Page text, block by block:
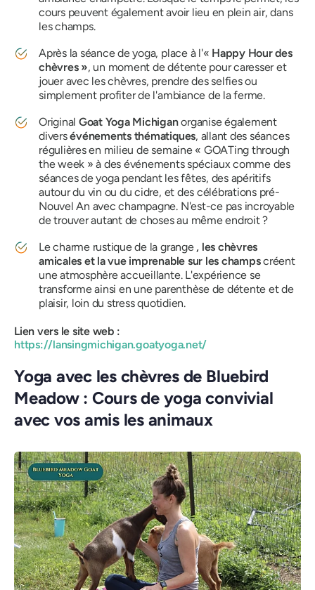
cours peuvent également avoir lieu en plein air, dans
les champs.
Après la séance de yoga, place à l'« Happy Hour des
chèvres », un moment de détente pour caresser et
jouer avec les chèvres, prendre des selfies ou
simplement profiter de l'ambiance de la ferme.
Original Goat Yoga Michiganorganise également
diversévénements thématiques, allant des séances
régulières en milieu de semaine « GOATing through
the week » à des événements spéciaux comme des
séances de yoga pendant les fêtes, des apéritifs
autour du vin ou du cidre, et des célébrations pré-
Nouvel An avec champagne. N'est-ce pas incroyable
de trouver autant de choses au même endroit ?
Le charme rustique de la grange , les chèvres
amicales et la vue imprenable sur les champscréent
une atmosphère accueillante. L'expérience se
transforme ainsi en une parenthèse de détente et de
plaisir, loin du stress quotidien.
Lien vers le site web :
https://lansingmichigan.goatyoga.net/
Yoga avec les chèvres de Bluebird
Meadow : Cours de yoga convivial
avec vos amis les animaux